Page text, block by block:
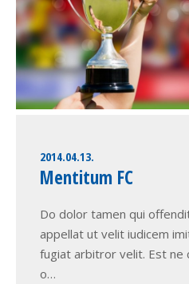
2014.04.13.
Mentitum FC
Do dolor tamen qui
appellat ut velit iudicem
fugiat arbitror velit. Est ne
o…